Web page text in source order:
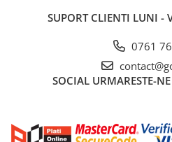
SUPORT CLIENTI LUNI -
0761
SOCIAL URMARESTE-